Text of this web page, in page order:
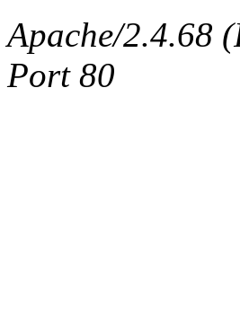
Apache/2.4.68
Port 80